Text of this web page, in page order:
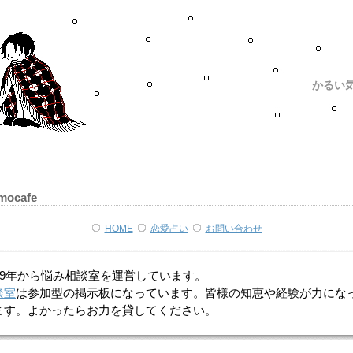
かるい
HOME 恋愛占い お問い合わせ
年から悩み相談室を運営しています。
室は参加型の掲示板になっています。皆様の知恵や経験が力にな
す。よかったらお力を貸してください。